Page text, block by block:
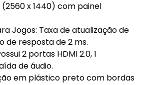
(2560 x 1440) com painel
Jogos: Taxa de atualização de
de resposta de 2 ms.
2 portas HDMI 2.0, 1
de áudio.
em plástico preto com bordas